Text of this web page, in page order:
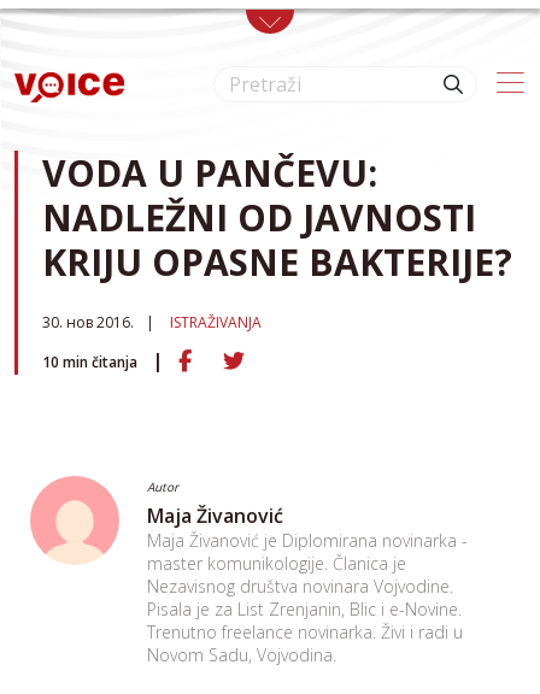
Skip to main content
VODA U PANČEVU:
NADLEŽNI OD JAVNOSTI
KRIJU OPASNE BAKTERIJE?
30. нов 2016.
ISTRAŽIVANJA
10 min čitanja
Autor
Maja Živanović
Maja Živanović je Diplomirana novinarka -
master komunikologije. Članica je
Nezavisnog društva novinara Vojvodine.
Pisala je za List Zrenjanin, Blic i e-Novine.
Trenutno freelance novinarka. Živi i radi u
Novom Sadu, Vojvodina.